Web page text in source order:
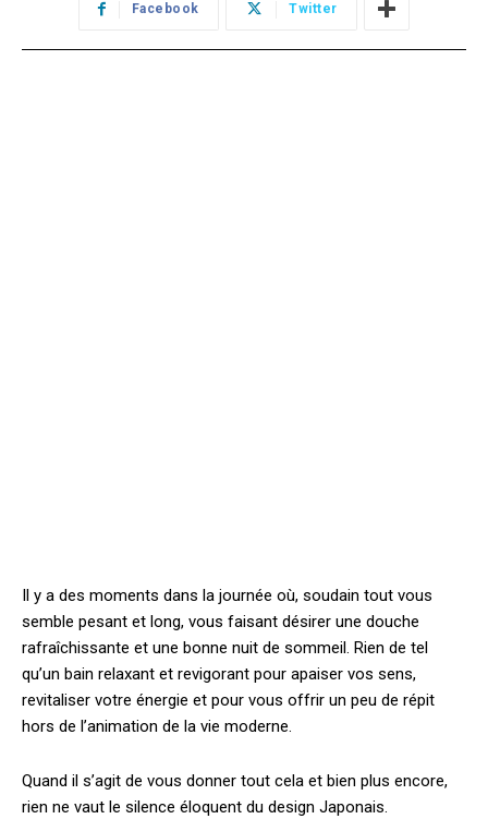
Facebook Twitter
Il y a des moments dans la journée où, soudain tout vous
semble pesant et long, vous faisant désirer une douche
rafraîchissante et une bonne nuit de sommeil. Rien de tel
qu’un bain relaxant et revigorant pour apaiser vos sens,
revitaliser votre énergie et pour vous offrir un peu de répit
hors de l’animation de la vie moderne.
Quand il s’agit de vous donner tout cela et bien plus encore,
rien ne vaut le silence éloquent du design Japonais.